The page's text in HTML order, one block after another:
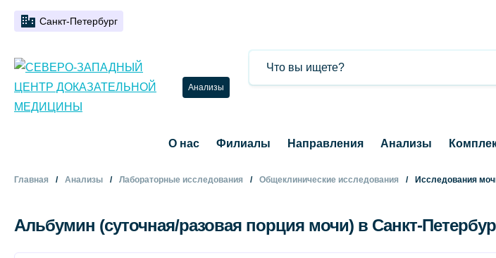
Санкт-Петербург
Анализы
О нас Филиалы Направления Анализы
Главная Анализы Лабораторные исследования Общеклинические исследования Исследования
Альбумин (суточная/разовая порция мочи) в Санкт-